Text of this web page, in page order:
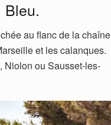
Bleu.
au flanc de la chaîne
et les calanques.
Niolon ou Sausset-les-